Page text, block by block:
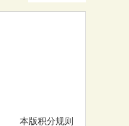
本版积分规则